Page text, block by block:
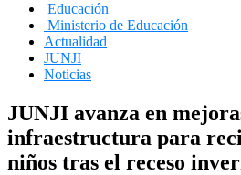
Educación
Ministerio de Educación
Actualidad
JUNJI
Noticias
JUNJI avanza en
infraestructura para
niños tras el receso